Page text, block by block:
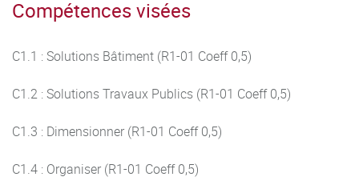
Compétences visées
C1.1 : Solutions Bâtiment (R1-01 Coeff 0,5)
C1.2 : Solutions Travaux Publics (R1-01 Coeff 0,5)
C1.3 : Dimensionner (R1-01 Coeff 0,5)
C1.4 : Organiser (R1-01 Coeff 0,5)